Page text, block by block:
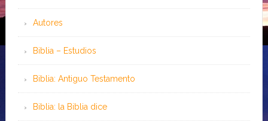
Autores
Biblia – Estudios
Biblia: Antiguo Testamento
Biblia: la Biblia dice